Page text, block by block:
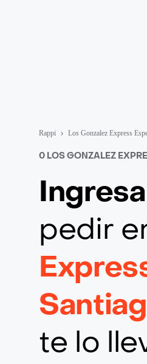
Rappi Los Gonzalez Express
0 LOS GONZALEZ
pedir
te lo